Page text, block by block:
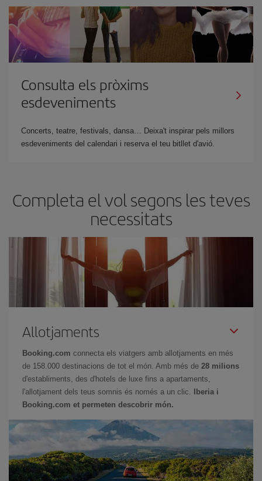
Consulta els pròxims
esdeveniments
Concerts, teatre, festivals, dansa… Deixa't inspirar pels millors
esdeveniments del calendari i reserva el teu bitllet d'avió.
Completa el vol segons les teves
necessitats
Allotjaments
Booking.com connecta els viatgers amb allotjaments en més
de 158.000 destinacions de tot el món. Amb més de 28 milions
d'establiments, des d'hotels de luxe fins a apartaments,
l'allotjament dels teus somnis és només a un clic.
Iberia i
Booking.com et permeten descobrir món.